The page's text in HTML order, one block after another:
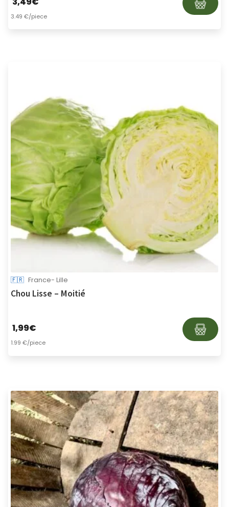
3.49 €/piece
🇫🇷 France- Lille
Chou Lisse – Moitié
1,99€
1.99 €/piece